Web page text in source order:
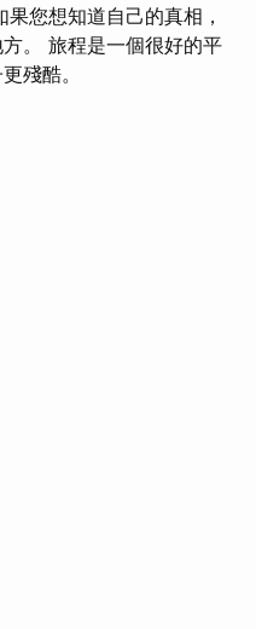
您想知道自己的真相，
。 旅程是一個很好的平
殘酷。